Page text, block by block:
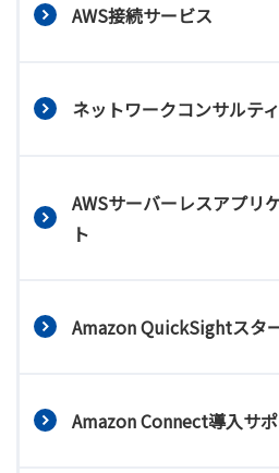
AWS接続サービス
ネットワークコンサルテ
AWSサーバーレスアプリ
ト
Amazon QuickSightスタ
Amazon Connect導入サ